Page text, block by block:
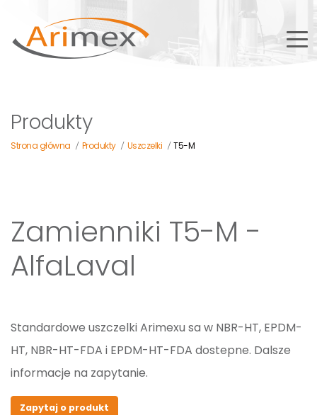
Produkty
Strona główna / Produkty / Uszczelki / T5-M
Zamienniki T5-M -
AlfaLaval
Standardowe uszczelki Arimexu sa w NBR-HT, EPDM-
HT, NBR-HT-FDA i EPDM-HT-FDA dostepne. Dalsze
informacje na zapytanie.
Zapytaj o produkt